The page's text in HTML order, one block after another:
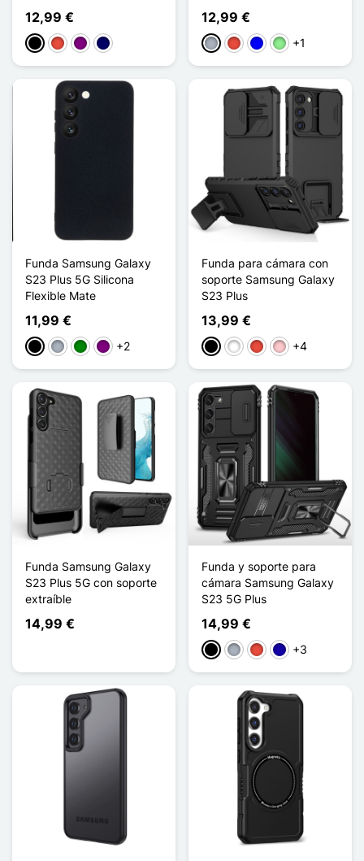
12,99 €
NegroRojoPúrpuraAzul marino
12,99 €
Gris RojoAzulVerde claro
+1
Funda Samsung Galaxy
S23 Plus 5G Silicona
Flexible Mate
11,99 €
NegroGris VerdePúrpura
+2
Funda para cámara con
soporte Samsung Galaxy
S23 Plus
13,99 €
NegroBlancoRojoRosa+4
Funda Samsung Galaxy
S23 Plus 5G con soporte
extraíble
14,99 €
Funda y soporte para
cámara Samsung Galaxy
S23 5G Plus
14,99 €
NegroGris RojoAzul oscuro
+3